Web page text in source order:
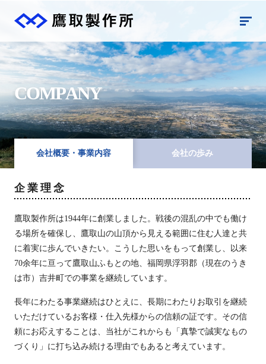
COMPANY
会社概要・事業内容 会社の歩み
企業理念
鷹取製作所は1944年に創業しました。戦後の混乱の中でも働け
る場所を確保し、鷹取山の山頂から見える範囲に住む人達と共
に着実に歩んでいきたい。こうした思いをもって創業し、以来
70余年に亘って鷹取山ふもとの地、福岡県浮羽郡（現在のうき
は市）吉井町での事業を継続しています。
長年にわたる事業継続はひとえに、長期にわたりお取引を継続
いただけているお客様・仕入先様からの信頼の証です。その信
頼にお応えすることは、当社がこれからも「真摯で誠実なもの
づくり」に打ち込み続ける理由でもあると考えています。